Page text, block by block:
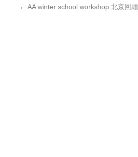
← AA winter school workshop 北京回顾